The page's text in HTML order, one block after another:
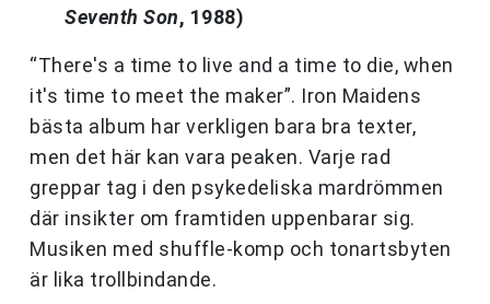
Seventh Son, 1988)
“There's a time to live and a time to die, when
it's time to meet the maker”. Iron Maidens
bästa album har verkligen bara bra texter,
men det här kan vara peaken. Varje rad
greppar tag i den psykedeliska mardrömmen
där insikter om framtiden uppenbarar sig.
Musiken med shuffle-komp och tonartsbyten
är lika trollbindande.